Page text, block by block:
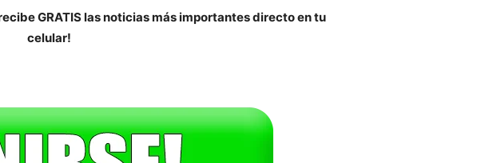
GRATIS las noticias más importantes directo en tu
celular!